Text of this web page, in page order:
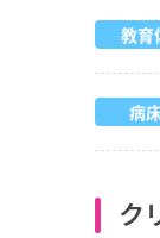
教育
病
ク